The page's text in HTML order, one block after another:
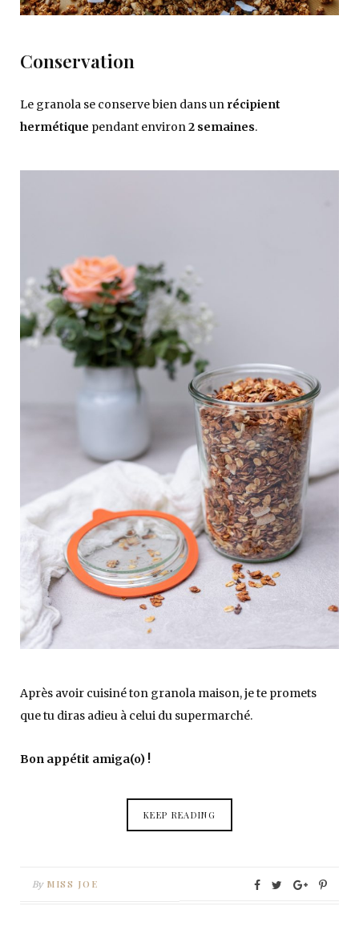
Conservation
Le granola se conserve bien dans un récipient
hermétique pendant environ2 semaines.
Après avoir cuisiné ton granola maison, je te promets
que tu diras adieu à celui du supermarché.
Bon appétit amiga(o) !
KEEP READING
By MISS JOE